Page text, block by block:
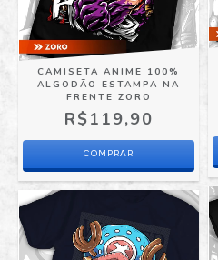
CAMISETA ANIME 100%
ALGODÃO ESTAMPA NA
FRENTE ZORO
R$119,90
COMPRAR